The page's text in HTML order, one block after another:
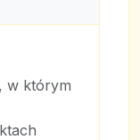
w którym